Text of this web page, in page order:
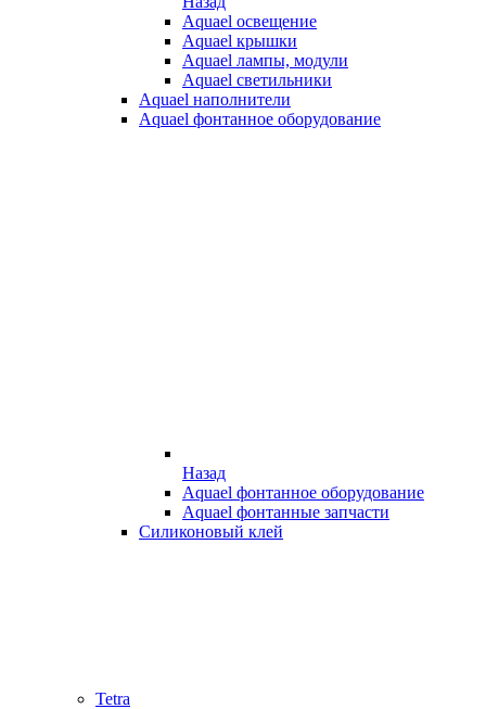
Aquael освещение
Aquael крышки
Aquael лампы, модули
Aquael светильники
Aquael наполнители
Aquael фонтанное оборудование
Назад
Aquael фонтанное оборудование
Aquael фонтанные запчасти
Силиконовый клей
Tetra